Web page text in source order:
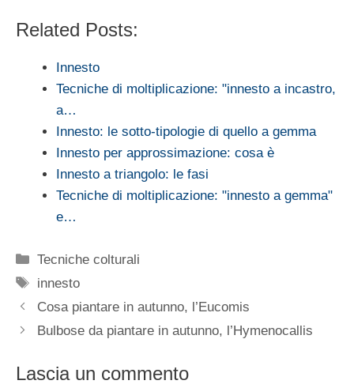
Related Posts:
Innesto
Tecniche di moltiplicazione: "innesto a incastro,
a…
Innesto: le sotto-tipologie di quello a gemma
Innesto per approssimazione: cosa è
Innesto a triangolo: le fasi
Tecniche di moltiplicazione: "innesto a gemma"
e…
Categorie
Tecniche colturali
Tag
innesto
Cosa piantare in autunno, l’Eucomis
Bulbose da piantare in autunno, l’Hymenocallis
Lascia un commento